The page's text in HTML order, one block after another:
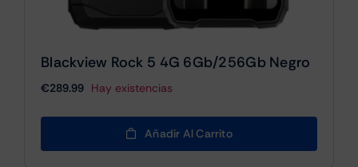
Blackview Rock 5 4G 6Gb/256Gb Negro
€289.99 Hay existencias
Añadir Al Carrito